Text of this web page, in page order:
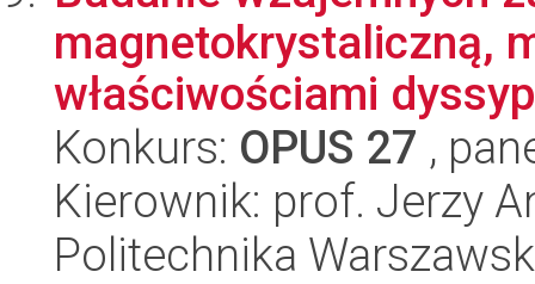
magnetokrystaliczną,
właściwościami
Konkurs: OPUS 27 ,
Kierownik: prof. Jerzy
Politechnika